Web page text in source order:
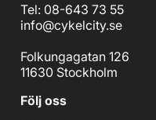
Tel: 08-643 73 55
info@cykelcity.se
Folkungagatan 126
11630 Stockholm
Följ oss